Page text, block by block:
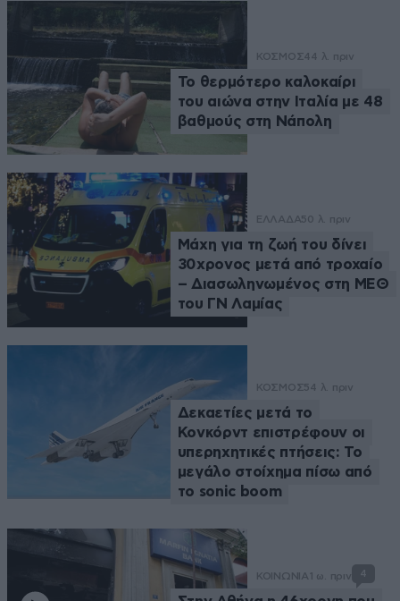
ΚΟΣΜΟΣ44 λ. πριν
Το θερμότερο καλοκαίρι
του αιώνα στην Ιταλία με 48
βαθμούς στη Νάπολη
ΕΛΛΑΔΑ50 λ. πριν
Μάχη για τη ζωή του δίνει
30χρονος μετά από τροχαίο
– Διασωληνωμένος στη ΜΕΘ
του ΓΝ Λαμίας
ΚΟΣΜΟΣ54 λ. πριν
Δεκαετίες μετά το
Κονκόρντ επιστρέφουν οι
υπερηχητικές πτήσεις: Το
μεγάλο στοίχημα πίσω από
το sonic boom
ΚΟΙΝΩΝΙΑ 1 ω. πριν 4